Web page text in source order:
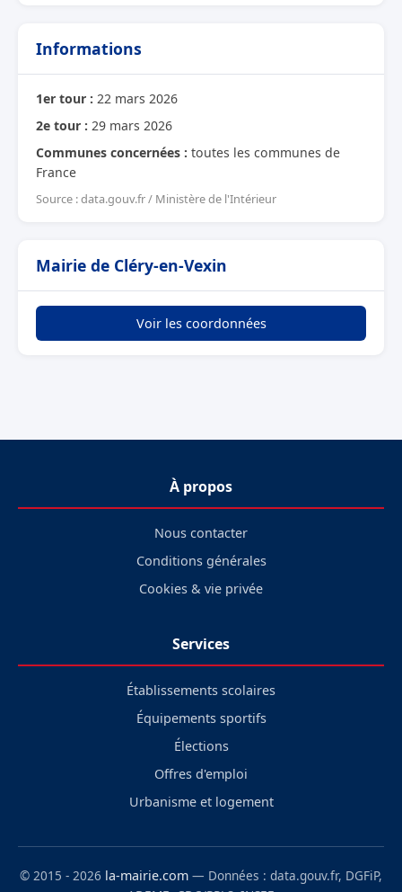
Informations
1er tour : 22 mars 2026
2e tour : 29 mars 2026
Communes concernées : toutes les communes de
France
Source : data.gouv.fr / Ministère de l'Intérieur
Mairie de Cléry-en-Vexin
Voir les coordonnées
À propos
Nous contacter
Conditions générales
Cookies & vie privée
Services
Établissements scolaires
Équipements sportifs
Élections
Offres d'emploi
Urbanisme et logement
© 2015 - 2026 la-mairie.com — Données : data.gouv.fr, DGFiP,